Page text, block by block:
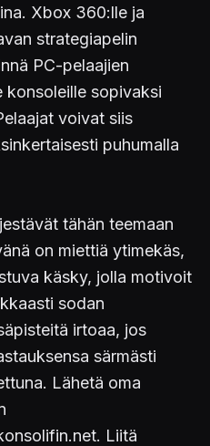
Xbox 360:lle ja
strategiapelin
PC-pelaajien
konsoleille sopivaksi
voivat siis
puhumalla
tähän teemaan
on miettiä ytimekäs,
käsky, jolla motivoit
sodan
irtoaa, jos
särmästi
Lähetä oma
Liitä